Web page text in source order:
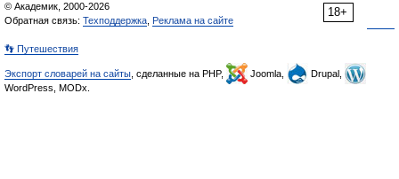
18+
© Академик, 2000-2026
Обратная связь: Техподдержка Реклама на сайте
👣 Путешествия
Экспорт словарей на сайты , сделанные на PHP, Joomla,
Drupal,
WordPress, MODx.